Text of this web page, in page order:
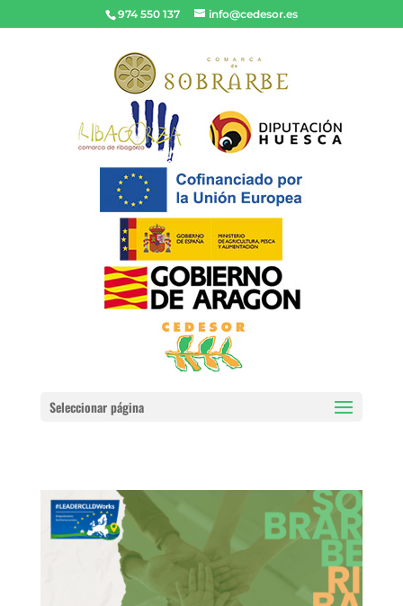
974 550 137 info@cedesor.es
Seleccionar página